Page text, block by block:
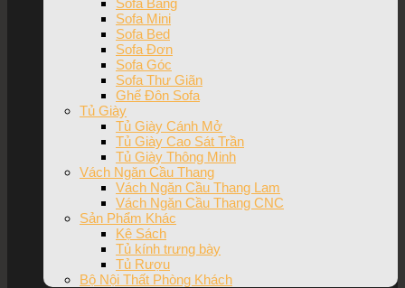
Sofa Băng
Sofa Mini
Sofa Bed
Sofa Đơn
Sofa Góc
Sofa Thư Giãn
Ghế Đôn Sofa
Tủ Giày
Tủ Giày Cánh Mở
Tủ Giày Cao Sát Trần
Tủ Giày Thông Minh
Vách Ngăn Cầu Thang
Vách Ngăn Cầu Thang Lam
Vách Ngăn Cầu Thang CNC
Sản Phẩm Khác
Kệ Sách
Tủ kính trưng bày
Tủ Rượu
Bộ Nội Thất Phòng Khách